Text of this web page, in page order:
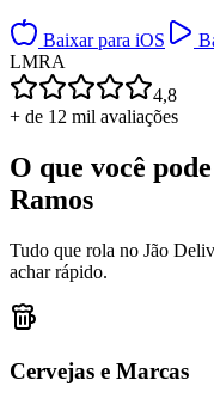
Baixar para iOS
LMRA
4,8
+ de 12 mil avaliações
O que você
Ramos
Tudo que rola no Jão
achar rápido.
Cervejas e Marcas